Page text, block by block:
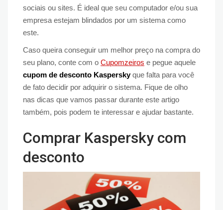
sociais ou sites. É ideal que seu computador e/ou sua
empresa estejam blindados por um sistema como
este.
Caso queira conseguir um melhor preço na compra do
seu plano, conte com o Cupomzeiros e pegue aquele
cupom de desconto Kasperskyque falta para você
de fato decidir por adquirir o sistema. Fique de olho
nas dicas que vamos passar durante este artigo
também, pois podem te interessar e ajudar bastante.
Comprar Kaspersky com
desconto